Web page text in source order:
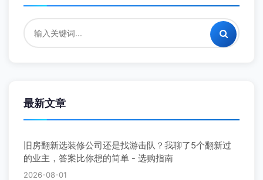
最新文章
旧房翻新选装修公司还是找游击队？我聊了5个翻新过
的业主，答案比你想的简单 - 选购指南
2026-08-01